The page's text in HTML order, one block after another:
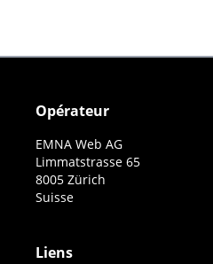
Opérateur
EMNA Web AG
Limmatstrasse 65
8005 Zürich
Suisse
Liens